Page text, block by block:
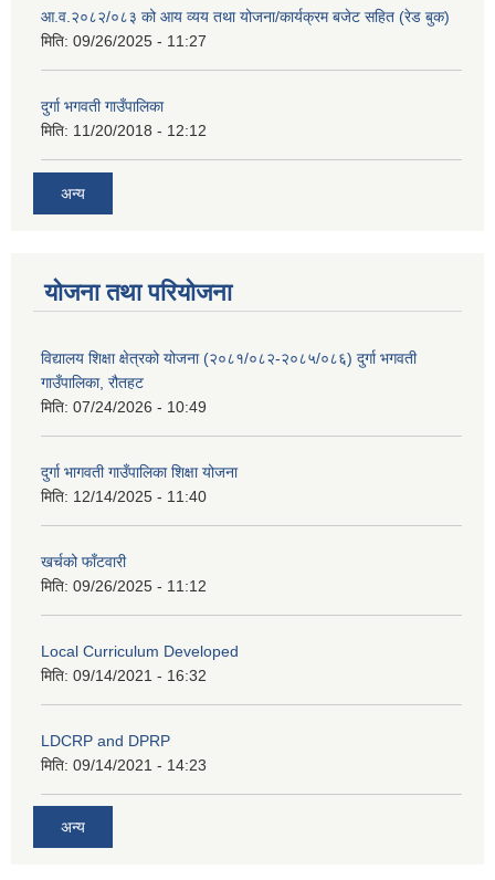
आ.व.२०८२/०८३ को आय व्यय तथा योजना/कार्यक्रम बजेट सहित (रेड बुक)
मिति: 09/26/2025 - 11:27
दुर्गा भगवती गाउँपालिका
मिति: 11/20/2018 - 12:12
अन्य
योजना तथा परियोजना
विद्यालय शिक्षा क्षेत्रको योजना (२०८१/०८२-२०८५/०८६) दुर्गा भगवती
गाउँपालिका, रौतहट
मिति: 07/24/2026 - 10:49
दुर्गा भागवती गाउँपालिका शिक्षा योजना
मिति: 12/14/2025 - 11:40
खर्चको फाँटवारी
मिति: 09/26/2025 - 11:12
Local Curriculum Developed
मिति: 09/14/2021 - 16:32
LDCRP and DPRP
मिति: 09/14/2021 - 14:23
अन्य